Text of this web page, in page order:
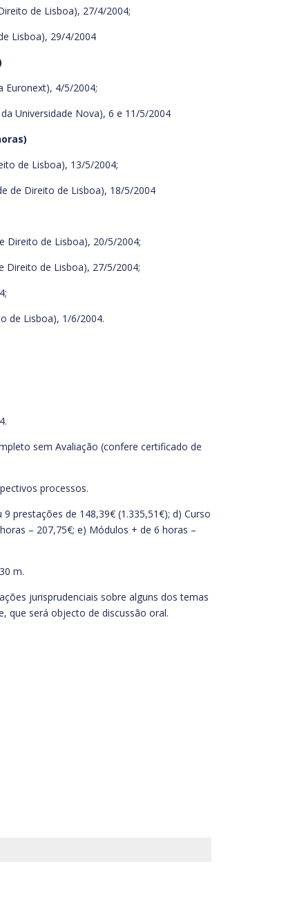
de Lisboa), 27/4/2004;
Lisboa), 29/4/2004
Euronext), 4/5/2004;
Universidade Nova), 6 e 11/5/2004
de Lisboa), 13/5/2004;
de Direito de Lisboa), 18/5/2004
Direito de Lisboa), 20/5/2004;
Direito de Lisboa), 27/5/2004;
de Lisboa), 1/6/2004.
sem Avaliação (confere certificado de
processos.
prestações de 148,39€ (1.335,51€); d) Curso
– 207,75€; e) Módulos + de 6 horas –
m.
jurisprudenciais sobre alguns dos temas
que será objecto de discussão oral.